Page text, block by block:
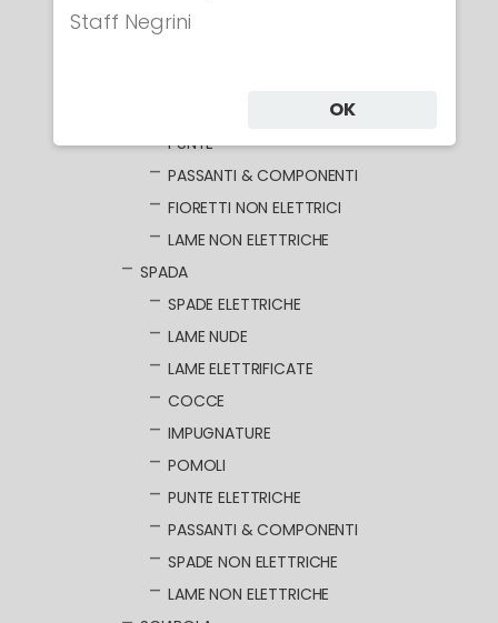
LAME ELETTRIFICATE
PUNTE
PASSANTI & COMPONENTI
FIORETTI NON ELETTRICI
LAME NON ELETTRICHE
SPADA
SPADE ELETTRICHE
LAME NUDE
LAME ELETTRIFICATE
COCCE
IMPUGNATURE
POMOLI
PUNTE ELETTRICHE
PASSANTI & COMPONENTI
SPADE NON ELETTRICHE
LAME NON ELETTRICHE
Staff Negrini
OK